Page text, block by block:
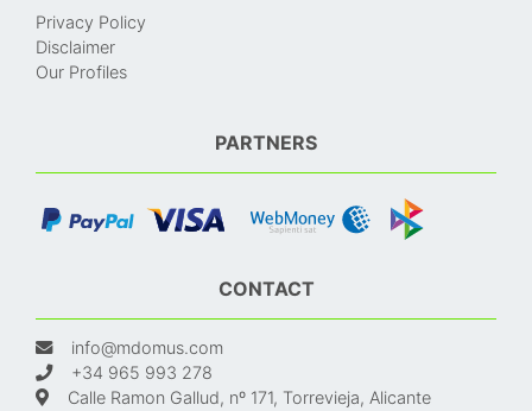
Privacy Policy
Disclaimer
Our Profiles
PARTNERS
CONTACT
info@mdomus.com
+34 965 993 278
Calle Ramon Gallud, nº 171, Torrevieja, Alicante